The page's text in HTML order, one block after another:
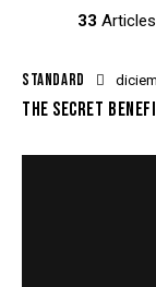
33
STANDARD
THE SECRET